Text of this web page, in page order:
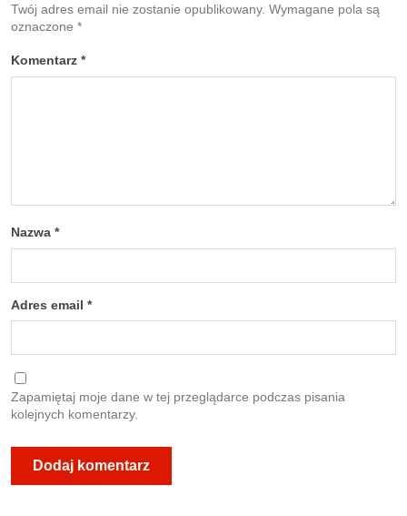
Twój adres email nie zostanie opublikowany. Wymagane pola są
oznaczone *
Komentarz *
Nazwa *
Adres email *
Zapamiętaj moje dane w tej przeglądarce podczas pisania
kolejnych komentarzy.